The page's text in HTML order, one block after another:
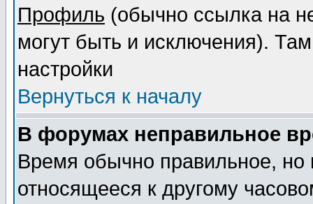
Профиль (обычно ссылка на
могут быть и исключения).
настройки
Вернуться к началу
В форумах неправильное
Время обычно правильное,
относящееся к другому